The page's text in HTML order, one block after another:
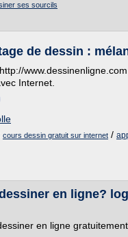
ses sourcils
de dessin :
Internet.
cours dessin gratuit sur internet /
en ligne?
en ligne